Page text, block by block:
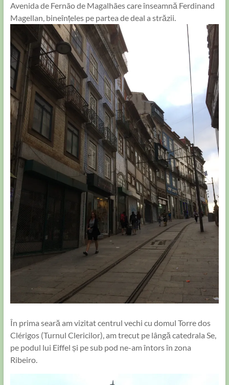
Avenida de Fernão de Magalhães care înseamnă Ferdinand
Magellan, bineînțeles pe partea de deal a străzii.
În prima seară am vizitat centrul vechi cu domul Torre dos
Clérigos (Turnul Clericilor), am trecut pe lângă catedrala Se,
pe podul lui Eiffel și pe sub pod ne-am întors în zona
Ribeiro.